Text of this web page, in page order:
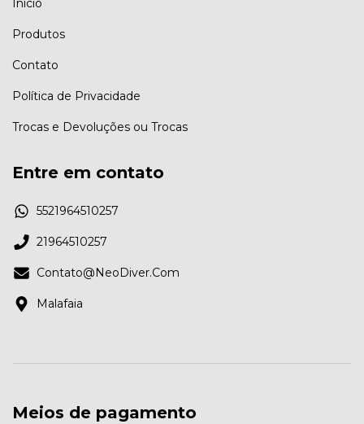
Início
Produtos
Contato
Política de Privacidade
Trocas e Devoluções ou Trocas
Entre em contato
5521964510257
21964510257
Contato@NeoDiver.Com
Malafaia
Meios de pagamento